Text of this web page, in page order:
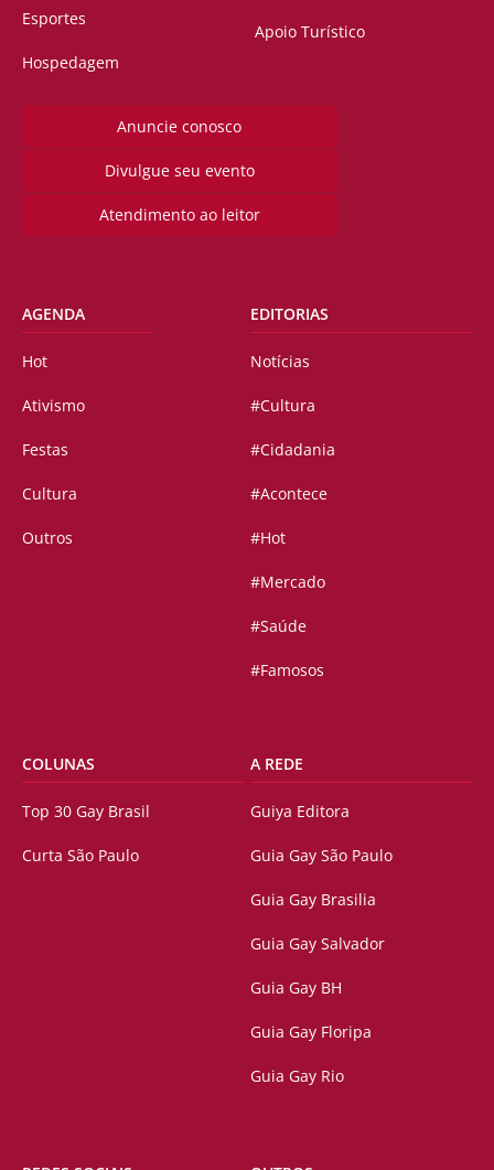
Esportes
Hospedagem
Apoio Turístico
Anuncie conosco
Divulgue seu evento
Atendimento ao leitor
AGENDA
Hot
Ativismo
Festas
Cultura
Outros
EDITORIAS
Notícias
#Cultura
#Cidadania
#Acontece
#Hot
#Mercado
#Saúde
#Famosos
COLUNAS
Top 30 Gay Brasil
Curta São Paulo
A REDE
Guiya Editora
Guia Gay São Paulo
Guia Gay Brasilia
Guia Gay Salvador
Guia Gay BH
Guia Gay Floripa
Guia Gay Rio